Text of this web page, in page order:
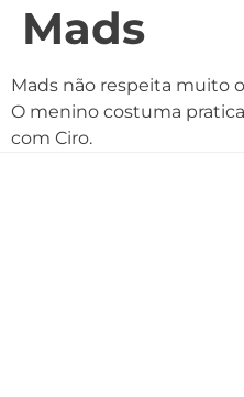
Mads
Mads não respeita muito
O menino costuma
com Ciro.